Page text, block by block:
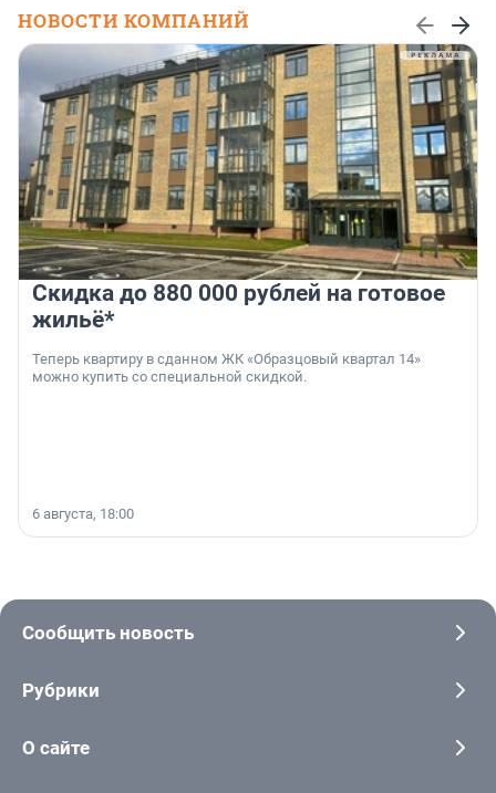
НОВОСТИ КОМПАНИЙ
Скидка до 880 000 рублей на готовое
жильё*
Теперь квартиру в сданном ЖК «Образцовый квартал 14»
можно купить со специальной скидкой.
6 августа, 18:00
Сообщить новость
Рубрики
О сайте